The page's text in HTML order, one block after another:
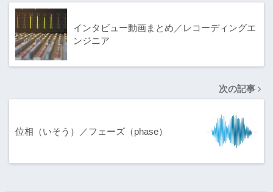
インタビュー動画まとめ／レコーディングエ
ンジニア
次の記事
位相（いそう）／フェーズ（phase）